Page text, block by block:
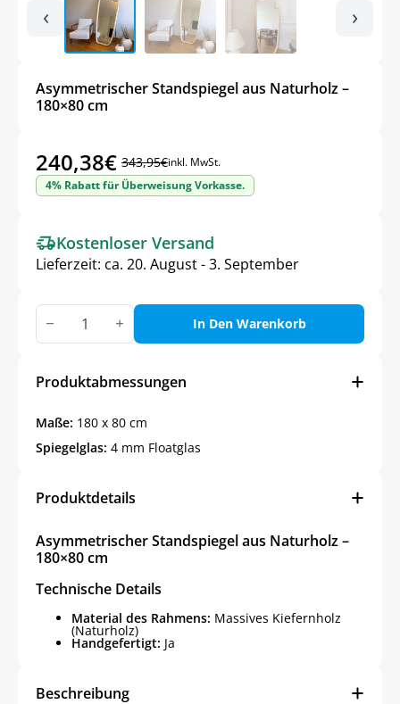
‹ ›
Asymmetrischer Standspiegel aus Naturholz –
180×80 cm
343,95€
Ursprünglicher
Preis
343,95€
240,38€
Aktueller
Preis
240,38€.
inkl. MwSt.
4% Rabatt für Überweisung Vorkasse.
Kostenloser Versand
Lieferzeit: ca. 20. August - 3. September
Asymmetrischer
Standspiegel
aus
180x80
In Den Warenkorb
Produktabmessungen
Maße: 180 x 80 cm
Spiegelglas: 4 mm Floatglas
Produktdetails
Asymmetrischer Standspiegel aus Naturholz –
180×80 cm
Technische Details
Material des Rahmens: Massives Kiefernholz
(Naturholz)
Handgefertigt: Ja
Beschreibung